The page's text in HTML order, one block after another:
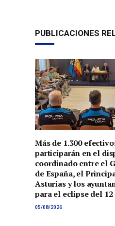
PUBLICACIONES
Más de 1.300
participarán en el
coordinado entre el
de España, el
Asturias y los
para el eclipse del
05/08/2026